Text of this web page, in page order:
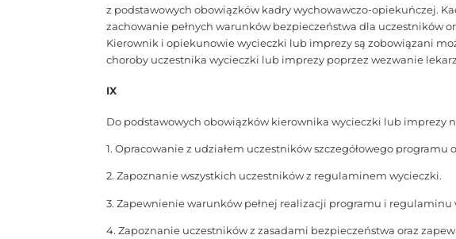
z podstawowych obowiązków kadry wychowawczo-opiekuńczej.
zachowanie pełnych warunków bezpieczeństwa dla uczestników
Kierownik i opiekunowie wycieczki lub imprezy są zobowiązani
choroby uczestnika wycieczki lub imprezy poprzez wezwanie
IX
Do podstawowych obowiązków kierownika wycieczki lub imprezy
1. Opracowanie z udziałem uczestników szczegółowego
2. Zapoznanie wszystkich uczestników z regulaminem wycieczki.
3. Zapewnienie warunków pełnej realizacji programu i regulaminu
4. Zapoznanie uczestników z zasadami bezpieczeństwa oraz